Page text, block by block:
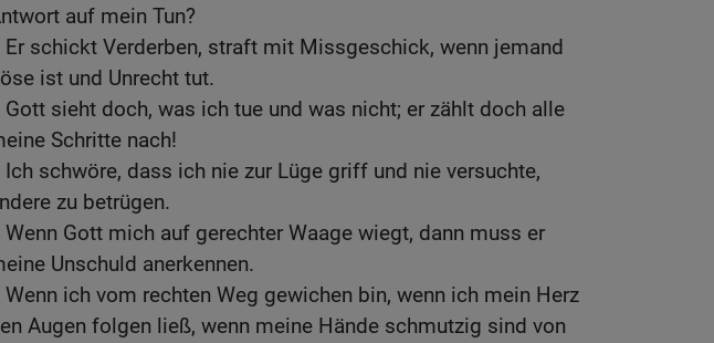
auf mein Tun?
Er schickt Verderben, straft mit Missgeschick, wenn jemand
ist und Unrecht tut.
Gott sieht doch, was ich tue und was nicht; er zählt doch alle
Schritte nach!
Ich schwöre, dass ich nie zur Lüge griff und nie versuchte,
zu betrügen.
Wenn Gott mich auf gerechter Waage wiegt, dann muss er
Unschuld anerkennen.
Wenn ich vom rechten Weg gewichen bin, wenn ich mein Herz
Augen folgen ließ, wenn meine Hände schmutzig sind von